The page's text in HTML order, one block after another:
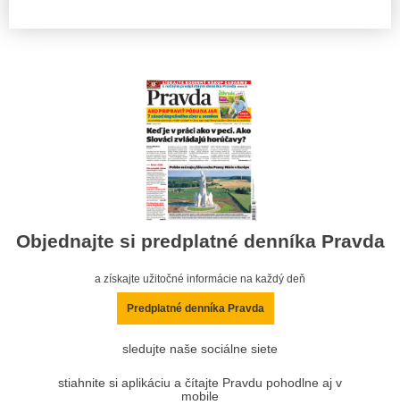
Objednajte si predplatné denníka Pravda
a získajte užitočné informácie na každý deň
Predplatné denníka Pravda
sledujte naše sociálne siete
stiahnite si aplikáciu a čítajte Pravdu pohodlne aj v
mobile